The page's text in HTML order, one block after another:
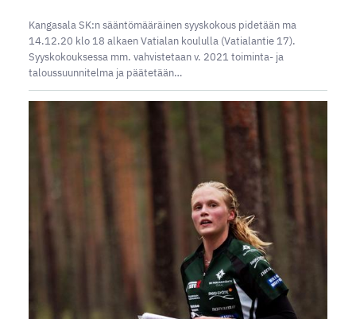
Kangasala SK:n sääntömääräinen syyskokous pidetään ma
14.12.20 klo 18 alkaen Vatialan koululla (Vatialantie 17).
Syyskokouksessa mm. vahvistetaan v. 2021 toiminta- ja
taloussuunnitelma ja päätetään…